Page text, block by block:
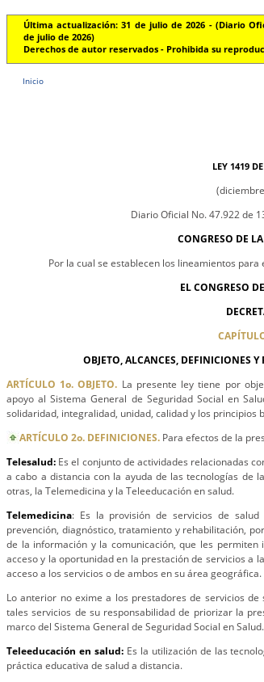
Última actualización: 31 de julio de 2026 - (Diario
de julio de 2026)
Derechos de autor reservados - Prohibida su
Inicio
LEY 1419
Diario Oficial No. 47.922 de
CONGRESO DE
Por la cual se establecen los lineamientos
EL CONGRESO
OBJETO, ALCANCES, DEFINICIONES
ARTÍCULO 1o. OBJETO. La presente ley tiene por
apoyo al Sistema General de Seguridad Social en
solidaridad, integralidad, unidad, calidad y los principios
ARTÍCULO 2o. DEFINICIONES. Para efectos de la
Telesalud: Es el conjunto de actividades relacionadas
a cabo a distancia con la ayuda de las tecnologías de
otras, la Telemedicina y la Teleeducación en salud.
Telemedicina: Es la provisión de servicios de
prevención, diagnóstico, tratamiento y rehabilitación,
de la información y la comunicación, que les
acceso y la oportunidad en la prestación de servicios a
acceso a los servicios o de ambos en su área geográfica.
Lo anterior no exime a los prestadores de servicios
tales servicios de su responsabilidad de priorizar la
marco del Sistema General de Seguridad Social en Salud.
Teleeducación en salud: Es la utilización de las
práctica educativa de salud a distancia.